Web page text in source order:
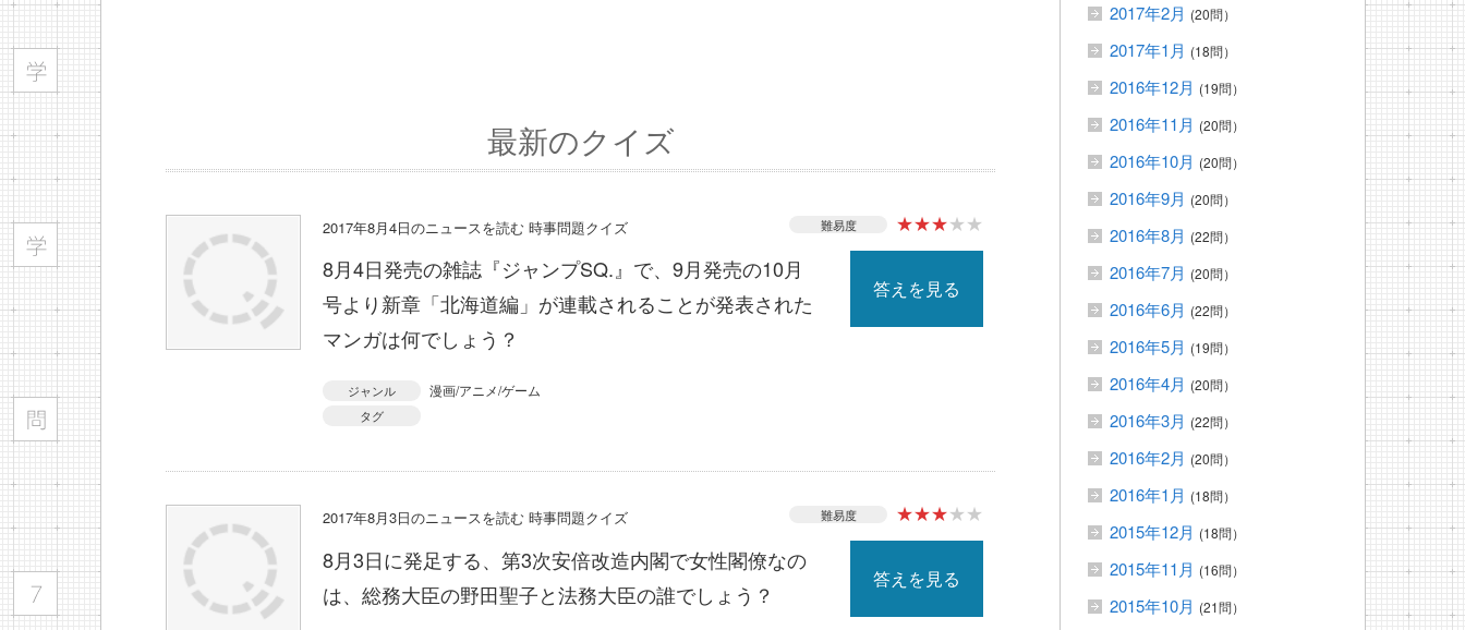
最新のクイズ
2017年8月4日のニュースを読む 時事問題クイズ 難易度 ★★★★★
8月4日発売の雑誌『ジャンプSQ.』で、9月発売の10月
号より新章「北海道編」が連載されることが発表された
マンガは何でしょう？
答えを見る
ジャンル 漫画/アニメ/ゲーム
タグ
2017年8月3日のニュースを読む 時事問題クイズ 難易度 ★★★★★
8月3日に発足する、第3次安倍改造内閣で女性閣僚なの
は、総務大臣の野田聖子と法務大臣の誰でしょう？
答えを見る
2017年2月 (20問）
2017年1月 (18問）
2016年12月 (19問）
2016年11月 (20問）
2016年10月 (20問）
2016年9月 (20問）
2016年8月 (22問）
2016年7月 (20問）
2016年6月 (22問）
2016年5月 (19問）
2016年4月 (20問）
2016年3月 (22問）
2016年2月 (20問）
2016年1月 (18問）
2015年12月 (18問）
2015年11月 (16問）
2015年10月 (21問）